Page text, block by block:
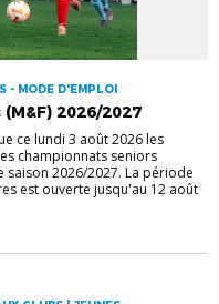
- MODE D'EMPLOI
2026/2027
ce lundi 3 août 2026 les
championnats seniors
2026/2027. La période
est ouverte jusqu'au 12 août